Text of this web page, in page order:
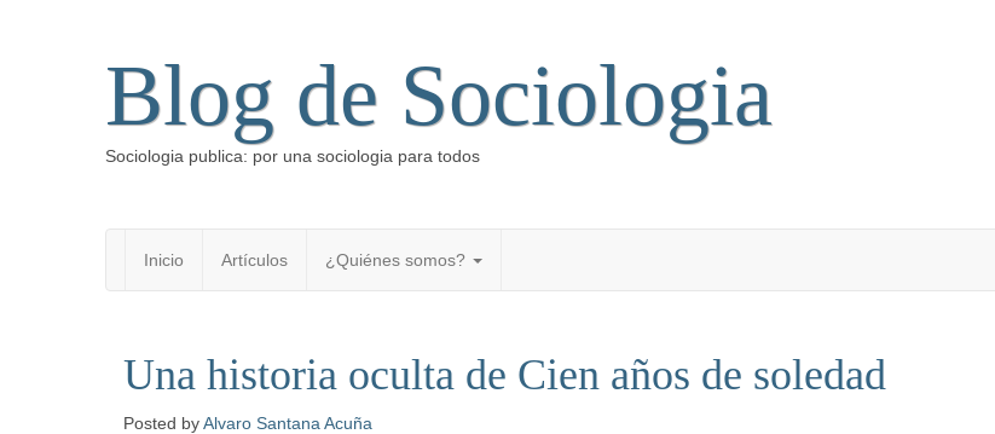
Blog de Sociologia
Sociologia publica: por una sociologia para todos
Inicio Artículos ¿Quiénes somos?
Una historia oculta de Cien años de soledad
Posted byAlvaro Santana Acuña